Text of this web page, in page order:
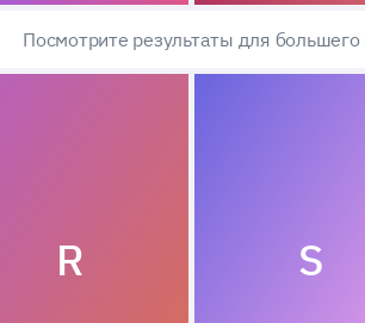
Посмотрите результаты для большего
R S